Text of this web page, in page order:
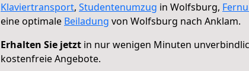
Klaviertransport, Studentenumzug in Wolfsburg,
eine optimale Beiladung von Wolfsburg nach Anklam.
Erhalten Sie jetzt in nur wenigen Minuten
kostenfreie Angebote.